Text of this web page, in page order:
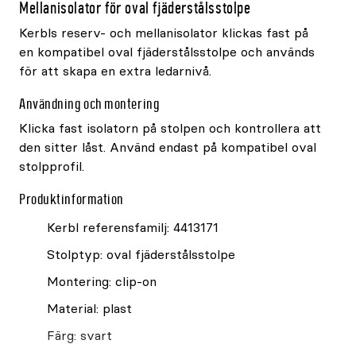
Mellanisolator för oval fjäderstålsstolpe
Kerbls reserv- och mellanisolator klickas fast på
en kompatibel oval fjäderstålsstolpe och används
för att skapa en extra ledarnivå.
Användning och montering
Klicka fast isolatorn på stolpen och kontrollera att
den sitter låst. Använd endast på kompatibel oval
stolpprofil.
Produktinformation
Kerbl referensfamilj: 4413171
Stolptyp: oval fjäderstålsstolpe
Montering: clip-on
Material: plast
Färg: svart